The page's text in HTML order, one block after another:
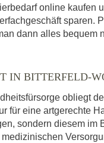
online kaufen
sparen.
dann alles bequem
IN BITTERFELD-
obliegt
für eine artgerechte
sondern diesem im